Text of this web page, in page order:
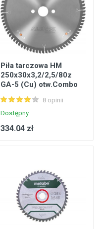
Piła tarczowa HM
250x30x3,2/2,5/80z
GA-5 (Cu) otw.Combo
tworzyw do 3mm
8 opinii
Dostępny
334.04 zł